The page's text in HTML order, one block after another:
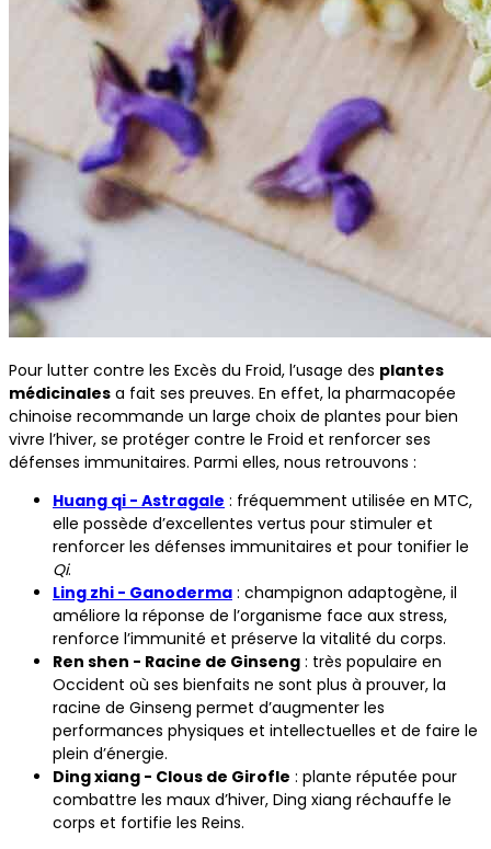
Pour lutter contre les Excès du Froid, l’usage des plantes
médicinales a fait ses preuves. En effet, la pharmacopée
chinoise recommande un large choix de plantes pour bien
vivre l’hiver, se protéger contre le Froid et renforcer ses
défenses immunitaires. Parmi elles, nous retrouvons :
Huang qi - Astragale : fréquemment utilisée en MTC,
elle possède d’excellentes vertus pour stimuler et
renforcer les défenses immunitaires et pour tonifier le
Qi.
Ling zhi - Ganoderma : champignon adaptogène, il
améliore la réponse de l’organisme face aux stress,
renforce l’immunité et préserve la vitalité du corps.
Ren shen - Racine de Ginseng : très populaire en
Occident où ses bienfaits ne sont plus à prouver, la
racine de Ginseng permet d’augmenter les
performances physiques et intellectuelles et de faire le
plein d’énergie.
Ding xiang - Clous de Girofle : plante réputée pour
combattre les maux d’hiver, Ding xiang réchauffe le
corps et fortifie les Reins.